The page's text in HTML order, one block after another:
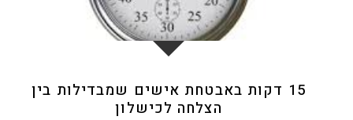
15 דקות באבטחת אישים שמבדילות בין
הצלחה לכישלון